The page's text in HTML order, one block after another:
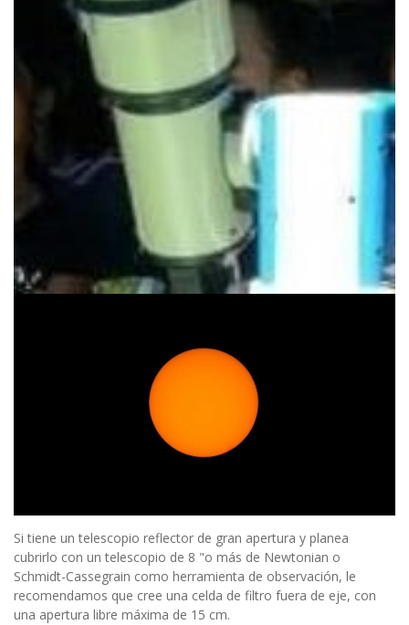
Si tiene un telescopio reflector de gran apertura y planea
cubrirlo con un telescopio de 8 "o más de Newtonian o
Schmidt-Cassegrain como herramienta de observación, le
recomendamos que cree una celda de filtro fuera de eje, con
una apertura libre máxima de 15 cm.